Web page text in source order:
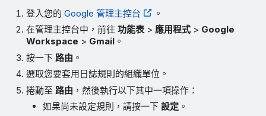
登入您的Google 管理主控台
。
在管理主控台中，前往功能表 >應用程式 > Google
Workspace > Gmail 。
按一下 路由 。
選取您要套用日誌規則的組織單位。
捲動至 路由 ，然後執行以下其中一項操作：
如果尚未設定規則，請按一下設定 。